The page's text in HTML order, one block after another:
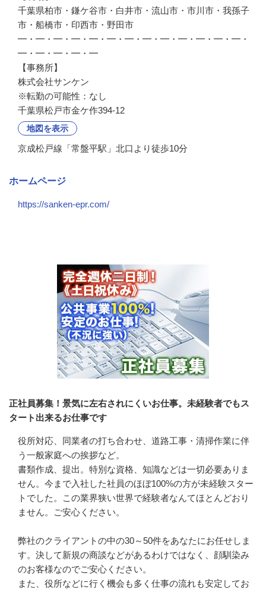
千葉県柏市・鎌ケ谷市・白井市・流山市・市川市・我孫子
市・船橋市・印西市・野田市
━・━・━・━・━・━・━・━・━・━・━・━・━・
━・━・━・━・━
【事務所】
株式会社サンケン
※転勤の可能性：なし
千葉県松戸市金ケ作394-12
地図を表示
京成松戸線「常盤平駅」北口より徒歩10分
ホームページ
https://sanken-epr.com/
正社員募集！景気に左右されにくいお仕事。未経験者でもス
タート出来るお仕事です
役所対応、同業者の打ち合わせ、道路工事・清掃作業に伴
う一般家庭への挨拶など。
書類作成、提出。特別な資格、知識などは一切必要ありま
せん。今まで入社した社員のほぼ100%の方が未経験スター
トでした。この業界狭い世界で経験者なんてほとんどおり
ません。ご安心ください。
弊社のクライアントの中の30～50件をあなたにお任せしま
す。決して新規の商談などがあるわけではなく、顔馴染み
のお客様なのでご安心ください。
また、役所などに行く機会も多く仕事の流れも安定してお